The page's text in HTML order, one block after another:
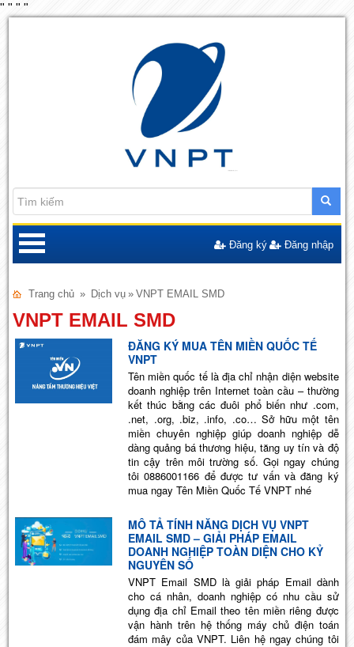
" " " "
Đăng ký Đăng nhập
Trang chủ » Dịch vụ » VNPT EMAIL SMD
VNPT EMAIL SMD
ĐĂNG KÝ MUA TÊN MIỀN QUỐC TẾ
VNPT
Tên miền quốc tế là địa chỉ nhận diện website
doanh nghiệp trên Internet toàn cầu – thường
kết thúc bằng các đuôi phổ biến như .com,
.net, .org, .biz, .info, .co… Sở hữu một tên
miền chuyên nghiệp giúp doanh nghiệp dễ
dàng quảng bá thương hiệu, tăng uy tín và độ
tin cậy trên môi trường số. Gọi ngay chúng
tôi 0886001166 để được tư vấn và đăng ký
mua ngay Tên Miền Quốc Tế VNPT nhé
MÔ TẢ TÍNH NĂNG DỊCH VỤ VNPT
EMAIL SMD – GIẢI PHÁP EMAIL
DOANH NGHIỆP TOÀN DIỆN CHO KỶ
NGUYÊN SỐ
VNPT Email SMD là giải pháp Email dành
cho cá nhân, doanh nghiệp có nhu cầu sử
dụng địa chỉ Email theo tên miền riêng được
vận hành trên hệ thống máy chủ điện toán
đám mây của VNPT. Liên hệ ngay chúng tôi